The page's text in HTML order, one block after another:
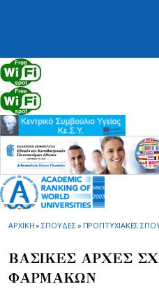
ΑΡΧΙΚΗ» ΣΠΟΥΔΕΣ» ΠΡΟΠΤΥΧΙΑΚΕΣ
ΒΑΣΙΚΕΣ ΑΡΧΕΣ
ΦΑΡΜΑΚΩΝ